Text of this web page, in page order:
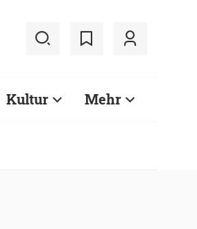
Kultur Mehr